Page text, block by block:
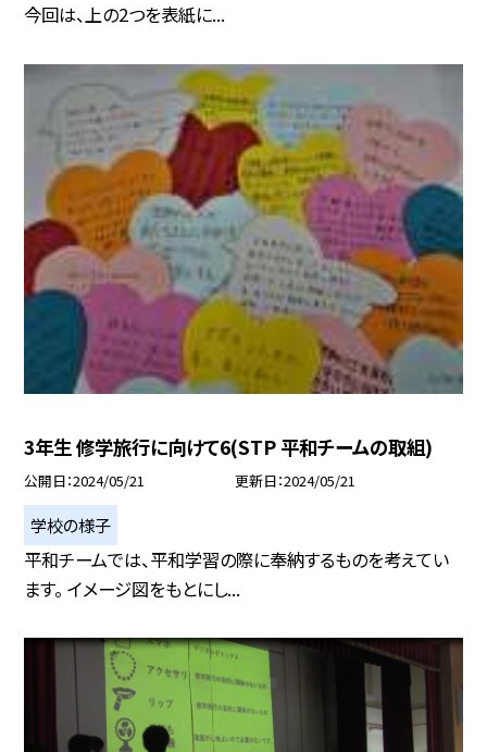
今回は、上の2つを表紙に...
3年生 修学旅行に向けて6(STP 平和チームの取組)
公開日 2024/05/21 更新日 2024/05/21
学校の様子
平和チームでは、平和学習の際に奉納するものを考えてい
ます。 イメージ図をもとにし...